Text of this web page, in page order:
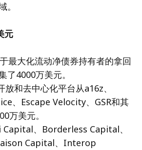
元
最大化流动净债券持有者的拿回
了4000万美元。
放和去中心化平台从a16z、
、Escape Velocity、GSR和其
万美元。
Capital、Borderless Capital、
Capital、Interop